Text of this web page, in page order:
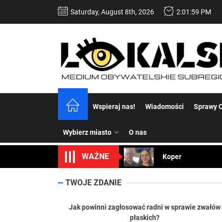
Saturday, August 8th, 2026 2:02:00 PM
Wspieraj nas! Wiadomości Sprawy
Wybierz miasto O nas
WAŻNE
Koper – część 2.
Uwaga Dębieńsko
TWOJE ZDANIE
Jak powinni zagłosować radni w sprawie zwałów
płaskich?